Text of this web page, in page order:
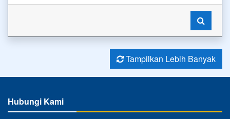
Tampilkan Lebih Banyak
Hubungi Kami